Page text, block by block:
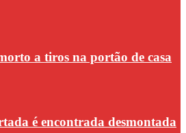
a tiros na portão de casa
é encontrada desmontada